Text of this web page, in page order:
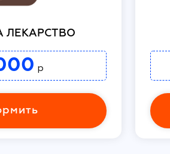
ЛЕКАРСТВО
р